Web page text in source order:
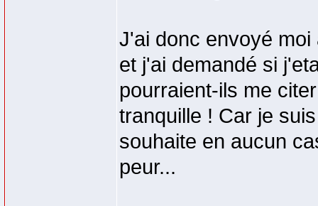
J'ai donc envoyé
et j'ai demandé si
pourraient-ils me
tranquille ! Car je
souhaite en aucun
peur...